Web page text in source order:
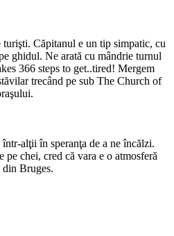
Căpitanul e un tip simpatic, cu
ghidul. Ne arată cu mândrie turnul
366 steps to get..tired! Mergem
trecând pe sub The Church of
alţii în speranţa de a ne încălzi.
chei, cred că vara e o atmosferă
din Bruges.